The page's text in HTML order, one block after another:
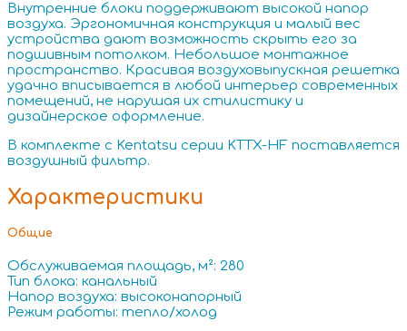
Внутренние блоки поддерживают высокой напор
воздуха. Эргономичная конструкция и малый вес
устройства дают возможность скрыть его за
подшивным потолком. Небольшое монтажное
пространство. Красивая воздуховыпускная решетка
удачно вписывается в любой интерьер современных
помещений, не нарушая их стилистику и
дизайнерское оформление.
В комплекте с Kentatsu серии KTTX-HF поставляется
воздушный фильтр.
Характеристики
Общие
Обслуживаемая площадь, м²: 280
Тип блока: канальный
Напор воздуха: высоконапорный
Режим работы: тепло/холод